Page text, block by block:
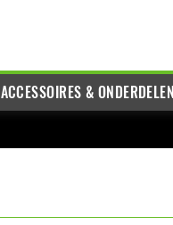
ACCESSOIRES & ONDERDELEN